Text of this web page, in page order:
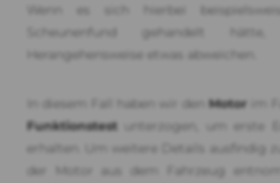
Wenn es sich hierbei
Scheunenfund gehandelt
Herangehensweise etwas abweichen.
In diesem Fall haben wir den Motor im
Funktionstest unterzogen, um erste
erhalten. Um weitere Details ausfindig
der Motor aus dem Fahrzeug